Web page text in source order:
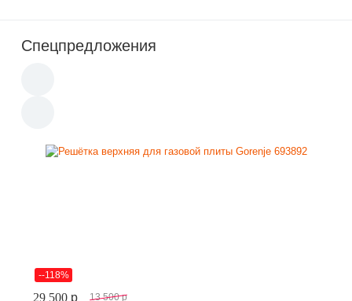
Спецпредложения
--118%
29 500 p 13 500 p